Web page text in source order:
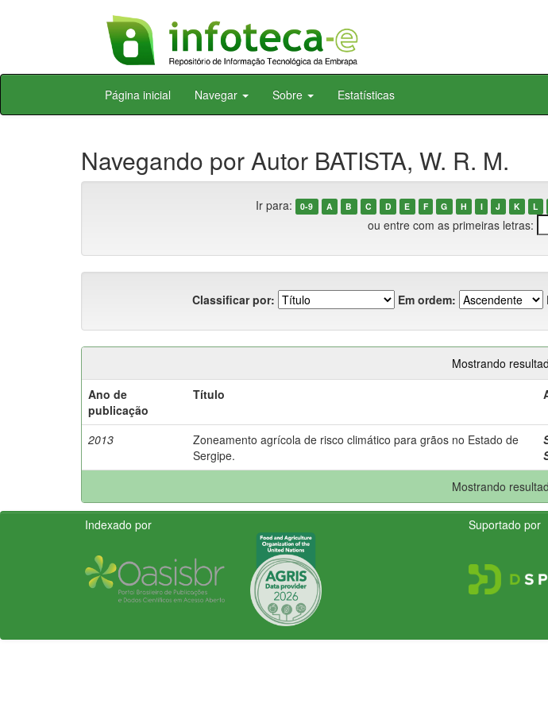
Skip
Página inicial Navegar Sobre Estatísticas
Navegando por Autor BATISTA, W. R. M.
Ir para: 0-9 A B C D E F G H I J K L
ou entre com as primeiras letras:
Classificar por: Em ordem:
Mostrando
Ano de
publicação
Título
2013
Zoneamento agrícola de risco climático para grãos no Estado de
Sergipe.
Mostrando
Indexado por Suportado por